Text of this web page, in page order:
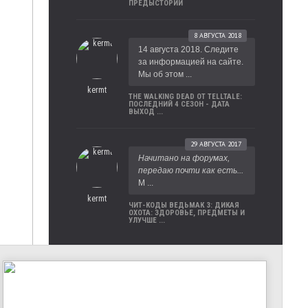
ПРЕДЫСТОРИИ
kermt
8 АВГУСТА 2018
14 августа 2018. Следите
за информацией на сайте.
Мы об этом ...
THE WALKING DEAD ОТ TELLTALE:
ПОСЛЕДНИЙ 4 СЕЗОН - ДАТА
ВЫХОД ...
kermt
29 АВГУСТА 2017
Начитано на форумах,
передаю почти как есть...
М ...
ЧИТ-КОДЫ ВЕДЬМАК 3: ДИКАЯ
ОХОТА: ЗДОРОВЬЕ, ПРЕДМЕТЫ И
УЛУЧШЕ ...